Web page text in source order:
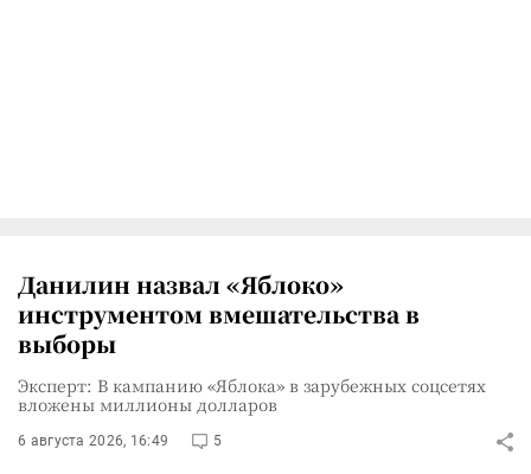
Данилин назвал «Яблоко»
инструментом вмешательства в
выборы
Эксперт: В кампанию «Яблока» в зарубежных соцсетях
вложены миллионы долларов
6 августа 2026, 16:49 5